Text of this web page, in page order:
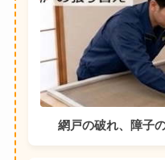
網戸の破れ、障子